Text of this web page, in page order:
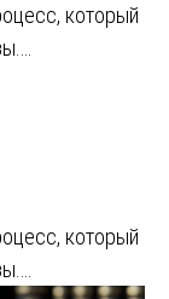
который
который